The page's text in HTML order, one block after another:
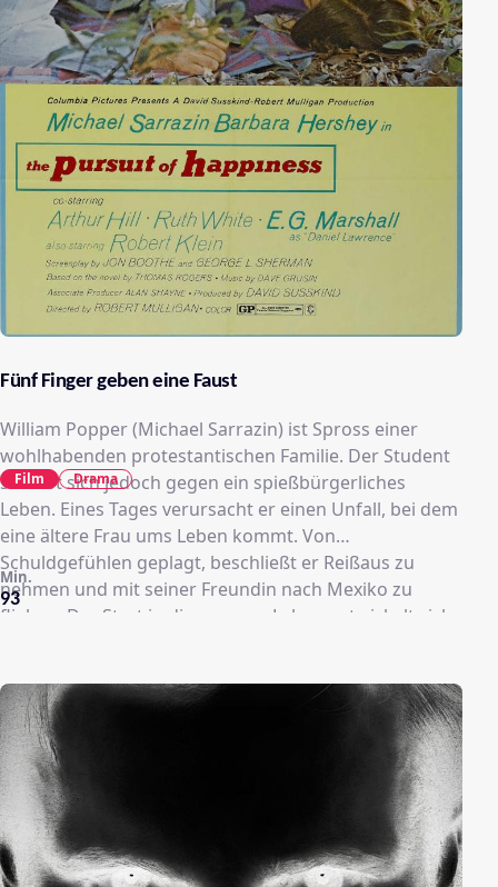
Fünf Finger geben eine Faust
William Popper (Michael Sarrazin) ist Spross einer
wohlhabenden protestantischen Familie. Der Student
sträubt sich jedoch gegen ein spießbürgerliches
Leben. Eines Tages verursacht er einen Unfall, bei dem
eine ältere Frau ums Leben kommt. Von
Schuldgefühlen geplagt, beschließt er Reißaus zu
nehmen und mit seiner Freundin nach Mexiko zu
fliehen. Der Start in dieses neue Leben entwickelt sich
93
Min.
Film Drama